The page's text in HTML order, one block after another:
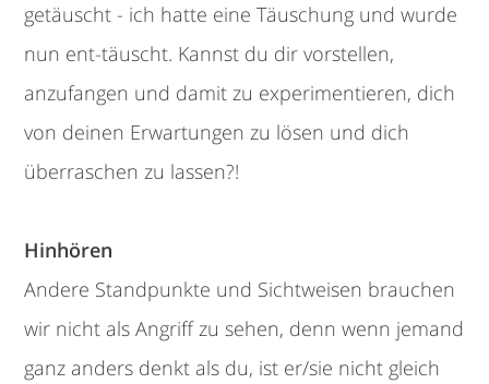
getäuscht - ich hatte eine Täuschung und wurde
nun ent-täuscht. Kannst du dir vorstellen,
anzufangen und damit zu experimentieren, dich
von deinen Erwartungen zu lösen und dich
überraschen zu lassen?!
Hinhören
Andere Standpunkte und Sichtweisen brauchen
wir nicht als Angriff zu sehen, denn wenn jemand
ganz anders denkt als du, ist er/sie nicht gleich